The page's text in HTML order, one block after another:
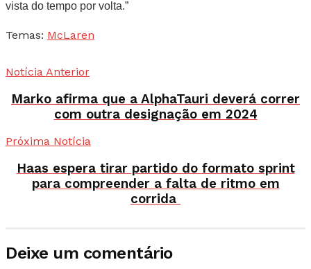
vista do tempo por volta.”
Temas: McLaren
Notícia Anterior
Marko afirma que a AlphaTauri deverá correr
com outra designação em 2024
Próxima Notícia
Haas espera tirar partido do formato sprint
para compreender a falta de ritmo em
corrida
Deixe um comentário